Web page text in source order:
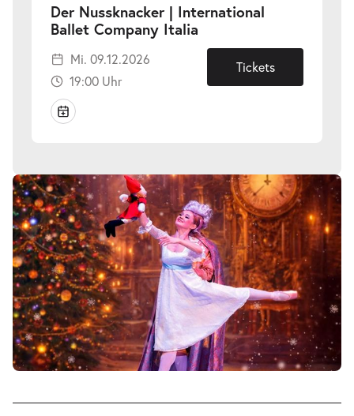
Der Nussknacker | International
Ballet Company Italia
Mi.
09.12.2026
Mi. 09.12.2026
19:00 Uhr
Tickets